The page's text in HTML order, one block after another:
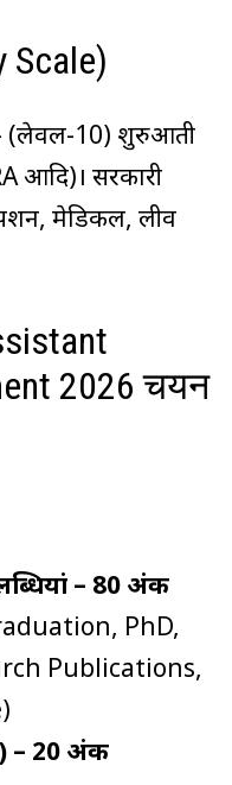
Scale)
(लेवल-10) शुरुआती
आदि)। सरकारी
मेडिकल, लीव
2026 चयन
– 80 अंक
PhD,
Publications,
– 20 अंक